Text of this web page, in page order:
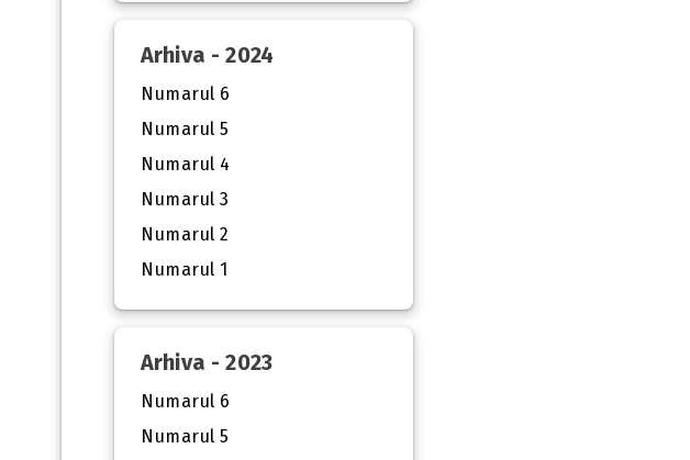
Arhiva - 2024
Numarul 6
Numarul 5
Numarul 4
Numarul 3
Numarul 2
Numarul 1
Arhiva - 2023
Numarul 6
Numarul 5